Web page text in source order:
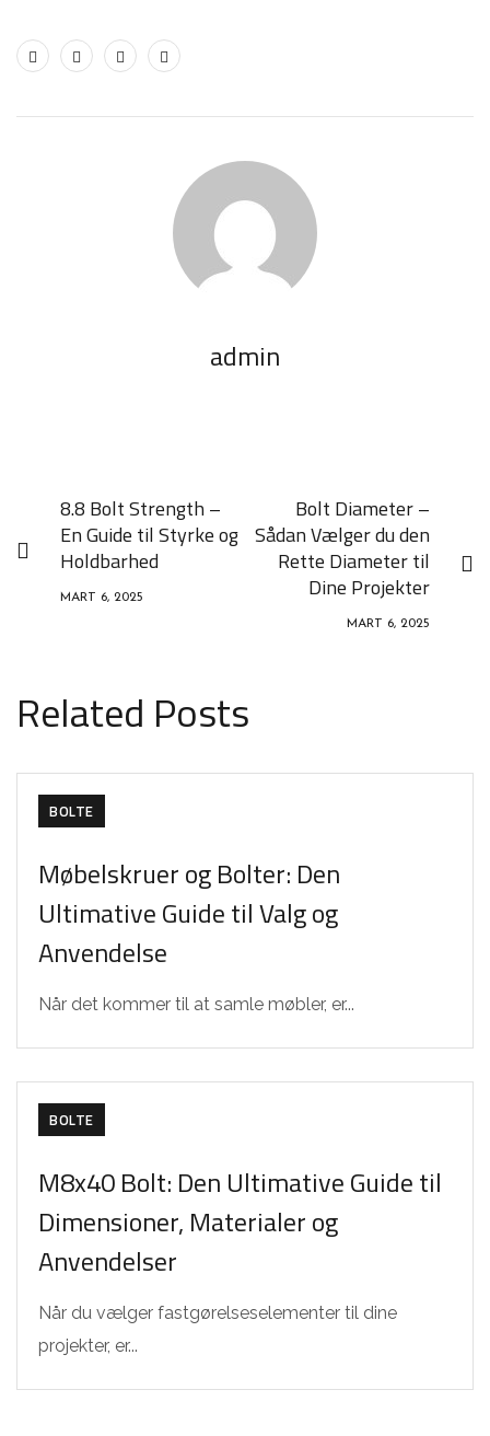
admin
8.8 Bolt Strength –
En Guide til Styrke og
Holdbarhed
MART 6, 2025
Bolt Diameter –
Sådan Vælger du den
Rette Diameter til
Dine Projekter
MART 6, 2025
Related Posts
BOLTE
Møbelskruer og Bolter: Den
Ultimative Guide til Valg og
Anvendelse
Når det kommer til at samle møbler, er...
BOLTE
M8x40 Bolt: Den Ultimative Guide til
Dimensioner, Materialer og
Anvendelser
Når du vælger fastgørelseselementer til dine
projekter, er...